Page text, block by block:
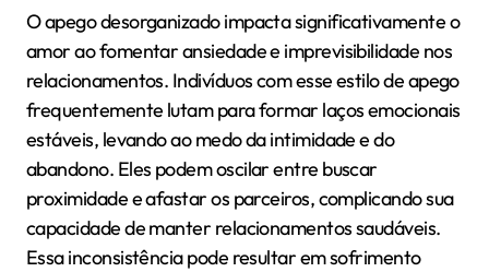
O apego desorganizado impacta significativamente o
amor ao fomentar ansiedade e imprevisibilidade nos
relacionamentos. Indivíduos com esse estilo de apego
frequentemente lutam para formar laços emocionais
estáveis, levando ao medo da intimidade e do
abandono. Eles podem oscilar entre buscar
proximidade e afastar os parceiros, complicando sua
capacidade de manter relacionamentos saudáveis.
Essa inconsistência pode resultar em sofrimento